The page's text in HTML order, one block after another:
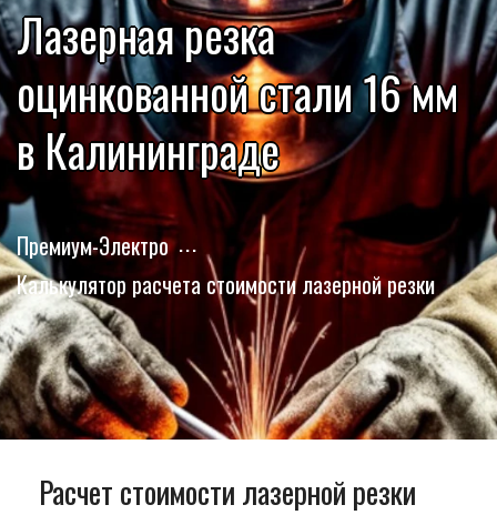
Лазерная резка
оцинкованной стали 16 мм
в Калининграде
Премиум-Электро
Калькулятор расчета стоимости лазерной резки
Расчет стоимости лазерной резки